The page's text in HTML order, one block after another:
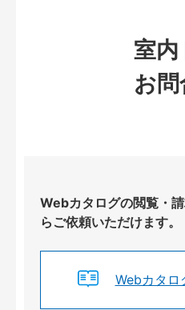
室内
お
Webカタログの閲覧・
らご依頼いただけます。
Webカタロ